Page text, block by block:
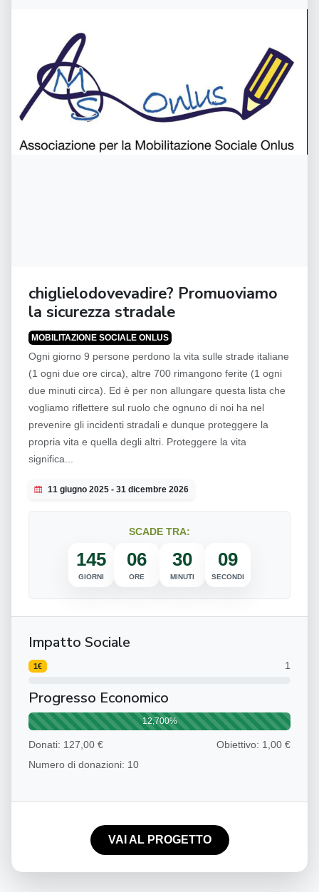
chiglielodovevadire? Promuoviamo
la sicurezza stradale
MOBILITAZIONE SOCIALE ONLUS
Ogni giorno 9 persone perdono la vita sulle strade italiane
(1 ogni due ore circa), altre 700 rimangono ferite (1 ogni
due minuti circa). Ed è per non allungare questa lista che
vogliamo riflettere sul ruolo che ognuno di noi ha nel
prevenire gli incidenti stradali e dunque proteggere la
propria vita e quella degli altri. Proteggere la vita
significa...
11 giugno 2025 - 31 dicembre 2026
SCADE TRA:
145
GIORNI
06
ORE
30
MINUTI
08
SECONDI
Impatto Sociale
1€ 1
Progresso Economico
12,700%
Donati: 127,00 €
Obiettivo: 1,00 €
Numero di donazioni: 10
VAI AL PROGETTO